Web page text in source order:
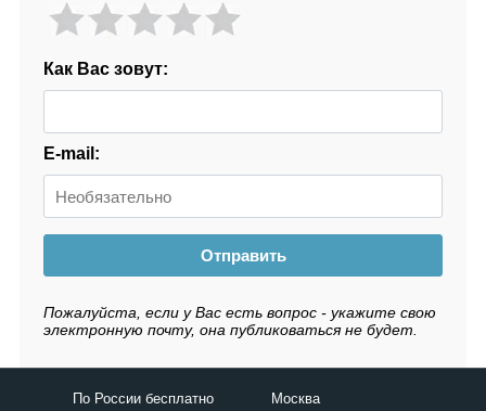
Как Вас зовут:
E-mail:
Отправить
Пожалуйста, если у Вас есть вопрос - укажите свою
электронную почту, она публиковаться не будет.
По России бесплатно Москва